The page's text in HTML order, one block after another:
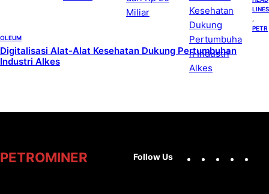
LINES
PETR
OLEUM
Digitalisasi Alat-Alat Kesehatan Dukung Pertumbuhan
Industri Alkes
PETROMINER Follow Us